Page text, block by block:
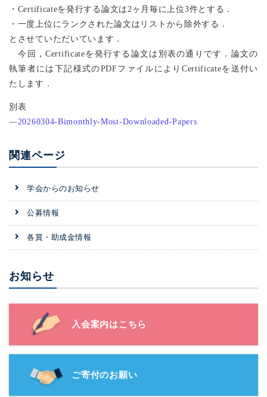
・Certificateを発行する論文は2ヶ月毎に上位3件とする．
・一度上位にランクされた論文はリストから除外する．
とさせていただいています．
今回，Certificateを発行する論文は別表の通りです．論文の
執筆者には下記様式のPDFファイルによりCertificateを送付い
たします．
別表
―20260304-Bimonthly-Most-Downloaded-Papers
関連ページ
学会からのお知らせ
公募情報
各賞・助成金情報
お知らせ
入会案内はこちら
ご寄付のお願い